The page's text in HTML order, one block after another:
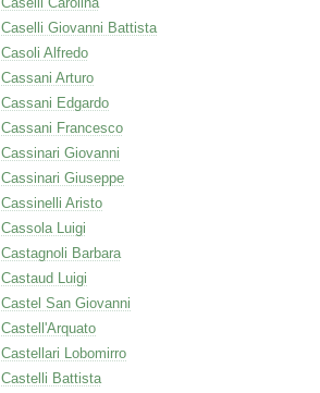
Caselli Giovanni Battista
Casoli Alfredo
Cassani Arturo
Cassani Edgardo
Cassani Francesco
Cassinari Giovanni
Cassinari Giuseppe
Cassinelli Aristo
Cassola Luigi
Castagnoli Barbara
Castaud Luigi
Castel San Giovanni
Castell'Arquato
Castellari Lobomirro
Castelli Battista